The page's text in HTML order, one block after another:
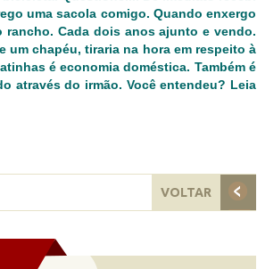
uma sacola comigo. Quando enxergo
rancho. Cada dois anos ajunto e vendo.
um chapéu, tiraria na hora em respeito à
é economia doméstica. Também é
através do irmão. Você entendeu? Leia
VOLTAR